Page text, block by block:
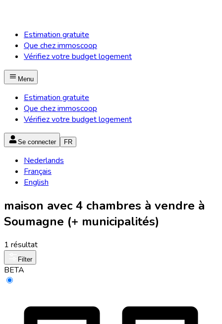
Estimation gratuite
Que chez immoscoop
Vérifiez votre budget logement
Menu
Estimation gratuite
Que chez immoscoop
Vérifiez votre budget logement
Se connecter FR
Nederlands
Français
English
maison avec 4 chambres à vendre à
Soumagne (+ municipalités)
1 résultat
Filter
BETA